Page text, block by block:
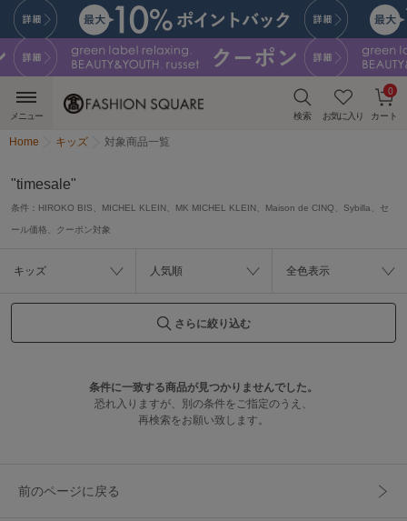
検索 お気に入り カート
0
メニュー
Home キッズ 対象商品一覧
"timesale"
条件： HIROKO BIS、MICHEL KLEIN、MK MICHEL KLEIN、Maison de CINQ、Sybilla、セ
ール価格、クーポン対象
キッズ 人気順 全色表示
さらに絞り込む
条件に一致する商品が見つかりませんでした。
恐れ入りますが、別の条件をご指定のうえ、
再検索をお願い致します。
前のページに戻る